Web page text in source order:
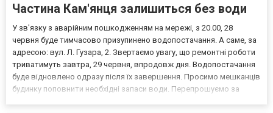
Частина Кам'янця залишиться без води
У зв'язку з аварійним пошкодженням на мережі, з 20.00, 28
червня буде тимчасово призупинено водопостачання. А саме, за
адресою: вул. Л. Гузара, 2. Звертаємо увагу, що ремонтні роботи
триватимуть завтра, 29 червня, впродовж дня. Водопостачання
буде відновлено одразу після їх завершення. Просимо мешканців
будинку поповнити необхідні запаси води. Перепрошуємо за